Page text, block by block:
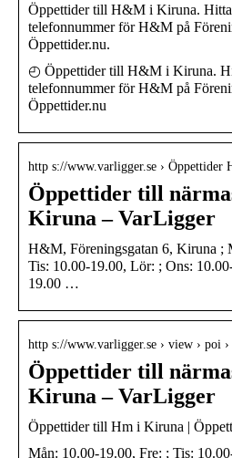
Öppettider till H&M i Kiruna. Hitta
telefonnummer för H&M på
Öppettider.nu.
◴ Öppettider till H&M i Kiruna.
telefonnummer för H&M på
Öppettider.nu
http s://www.varligger.se › Öppettider
Öppettider till
Kiruna – VarLigger
H&M, Föreningsgatan 6, Kiruna ;
Tis: 10.00-19.00, Lör: ; Ons:
19.00 …
http s://www.varligger.se › view › poi
Öppettider till
Kiruna – VarLigger
Öppettider till Hm i Kiruna |
Mån: 10.00-19.00, Fre: ; Tis: